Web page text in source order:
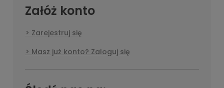
Załóż konto
Zarejestruj się
Masz już konto? Zaloguj się